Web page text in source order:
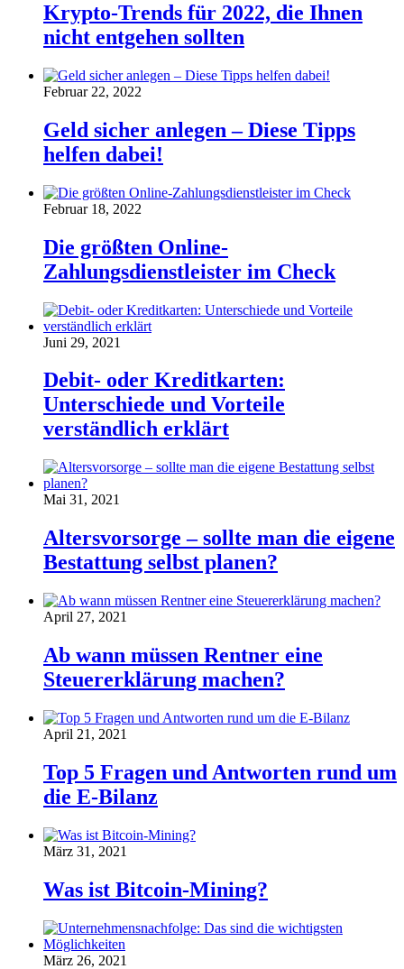
Krypto-Trends für 2022, die Ihnen
nicht entgehen sollten
Februar 22, 2022
Geld sicher anlegen – Diese Tipps
helfen dabei!
Februar 18, 2022
Die größten Online-
Zahlungsdienstleister im Check
Juni 29, 2021
Debit- oder Kreditkarten:
Unterschiede und Vorteile
verständlich erklärt
Mai 31, 2021
Altersvorsorge – sollte man die eigene
Bestattung selbst planen?
April 27, 2021
Ab wann müssen Rentner eine
Steuererklärung machen?
April 21, 2021
Top 5 Fragen und Antworten rund um
die E-Bilanz
März 31, 2021
Was ist Bitcoin-Mining?
März 26, 2021